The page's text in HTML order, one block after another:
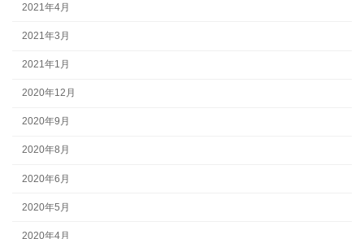
2021年4月
2021年3月
2021年1月
2020年12月
2020年9月
2020年8月
2020年6月
2020年5月
2020年4月